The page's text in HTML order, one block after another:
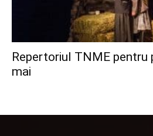
Repertoriul TNME pentru
mai